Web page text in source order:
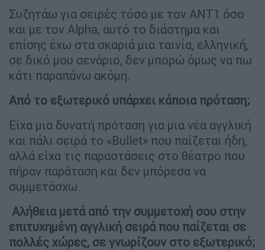
Συζητάω για σειρές τόσο με τον ΑΝΤ1 όσο
και με τον Alpha, αυτό το διάστημα και
επίσης έχω στα σκαριά μια ταινία, ελληνική,
σε δικό μου σενάριο, δεν μπορώ όμως να πω
κάτι παραπάνω ακόμη.
Από το εξωτερικό υπάρχει κάποια πρόταση;
Είχα μια δυνατή πρόταση για μια νέα αγγλική
και πάλι σειρά το «Βullet» που παίζεται ήδη,
αλλά είχα τις παραστάσεις στο θέατρο που
πήραν παράταση και δεν μπόρεσα να
συμμετάσχω.
Αλήθεια μετά από την συμμετοχή σου στην
επιτυχημένη αγγλική σειρά που παίζεται σε
πολλές χώρες, σε γνωρίζουν στο εξωτερικό;